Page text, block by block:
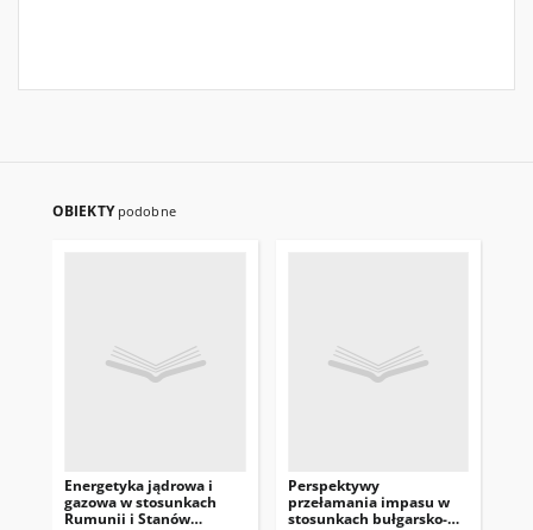
OBIEKTY podobne
Energetyka jądrowa i
gazowa w stosunkach
Rumunii i Stanów
Perspektywy
przełamania impasu w
stosunkach bułgarsko-